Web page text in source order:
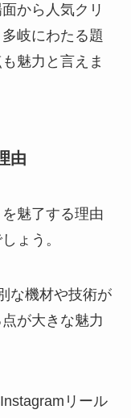
から人気クリ
岐にわたる題
魅力と言えま
由
魅了する理由
ょう。
な機材や技術が
が大きな魅力
リール